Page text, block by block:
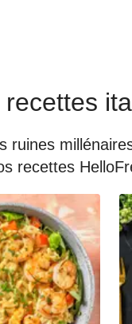
recettes
ruines
recettes